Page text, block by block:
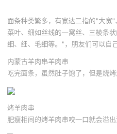
面条种类繁多，有宽达二指的"大宽
菜叶、细如丝线的一窝丝、三棱条
细、细、毛细等。"，朋友们可以自
内蒙古羊肉串羊肉串
吃完面条，虽然肚子饱了，但是烧
烤羊肉串
肥瘦相间的烤羊肉串咬一口就会溢